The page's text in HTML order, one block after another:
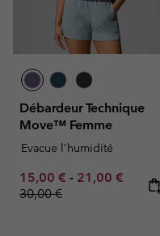
Débardeur Technique
Move™ Femme
Evacue l'humidité
Minimum sale price:
15,00 € - Maximum
21,00 €
30,00 €